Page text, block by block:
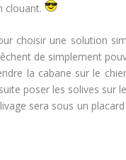
clouant.
choisir une solution
de simplement
la cabane sur le
poser les solives sur
sera sous un